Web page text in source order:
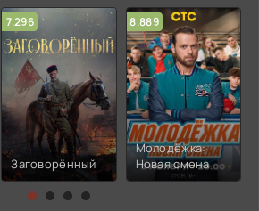
7.296
Заговорённый
8.889
Молодёжка:
Новая смена